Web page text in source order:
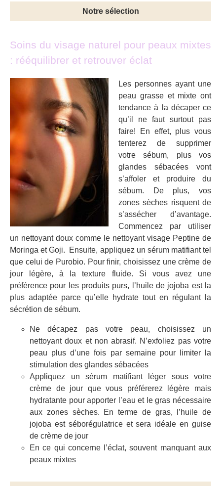
Notre sélection
Soins du visage naturel pour peaux mixtes
: rééquilibrer et retrouver éclat
Les personnes ayant une
peau grasse et mixte ont
tendance à la décaper ce
qu’il ne faut surtout pas
faire! En effet, plus vous
tenterez de supprimer
votre sébum, plus vos
glandes sébacées vont
s’affoler et produire du
sébum. De plus, vos
zones sèches risquent de
s’assécher d’avantage.
Commencez par utiliser
un nettoyant doux comme le nettoyant visage Peptine de
Moringa et Goji. Ensuite, appliquez un sérum matifiant tel
que celui de Purobio. Pour finir, choisissez une crème de
jour légère, à la texture fluide. Si vous avez une
préférence pour les produits purs, l’huile de jojoba est la
plus adaptée parce qu’elle hydrate tout en régulant la
sécrétion de sébum.
Ne décapez pas votre peau, choisissez un
nettoyant doux et non abrasif. N’exfoliez pas votre
peau plus d’une fois par semaine pour limiter la
stimulation des glandes sébacées
Appliquez un sérum matifiant léger sous votre
crème de jour que vous préférerez légère mais
hydratante pour apporter l’eau et le gras nécessaire
aux zones sèches. En terme de gras, l’huile de
jojoba est séborégulatrice et sera idéale en guise
de crème de jour
En ce qui concerne l’éclat, souvent manquant aux
peaux mixtes